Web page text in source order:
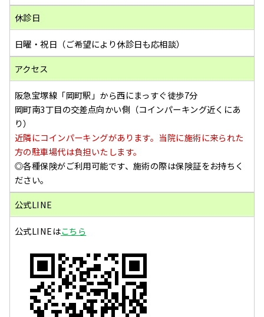
休診日
日曜・祝日（ご希望により休診日も応相談）
アクセス
阪急宝塚線「岡町駅」から西にまっすぐ徒歩7分
岡町南3丁目の交差点向かい側（コインパーキング近くにあ
り）
近隣にコインパーキングがあります。当院に施術に来られた
方の駐車場代は負担いたします。
◎各種保険がご利用可能です、施術の際は保険証をお持ちく
ださい。
公式LINE
公式LINEはこちら